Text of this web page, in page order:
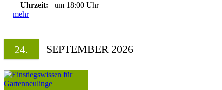
Uhrzeit:
um 18:00 Uhr
mehr
24. SEPTEMBER 2026